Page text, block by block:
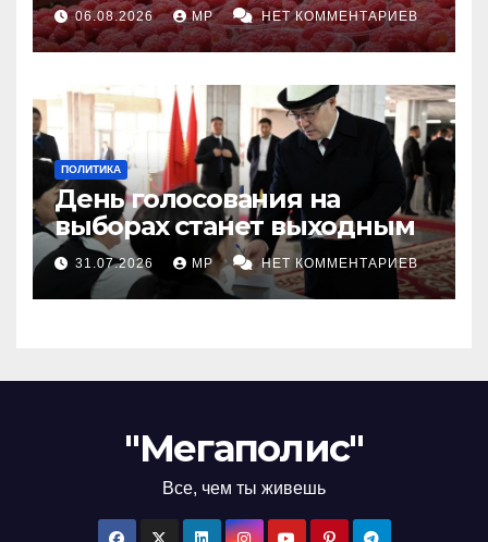
06.08.2026 MP НЕТ КОММЕНТАРИЕВ
ПОЛИТИКА
День голосования на
выборах станет выходным
31.07.2026 MP НЕТ КОММЕНТАРИЕВ
"Мегаполис"
Все, чем ты живешь